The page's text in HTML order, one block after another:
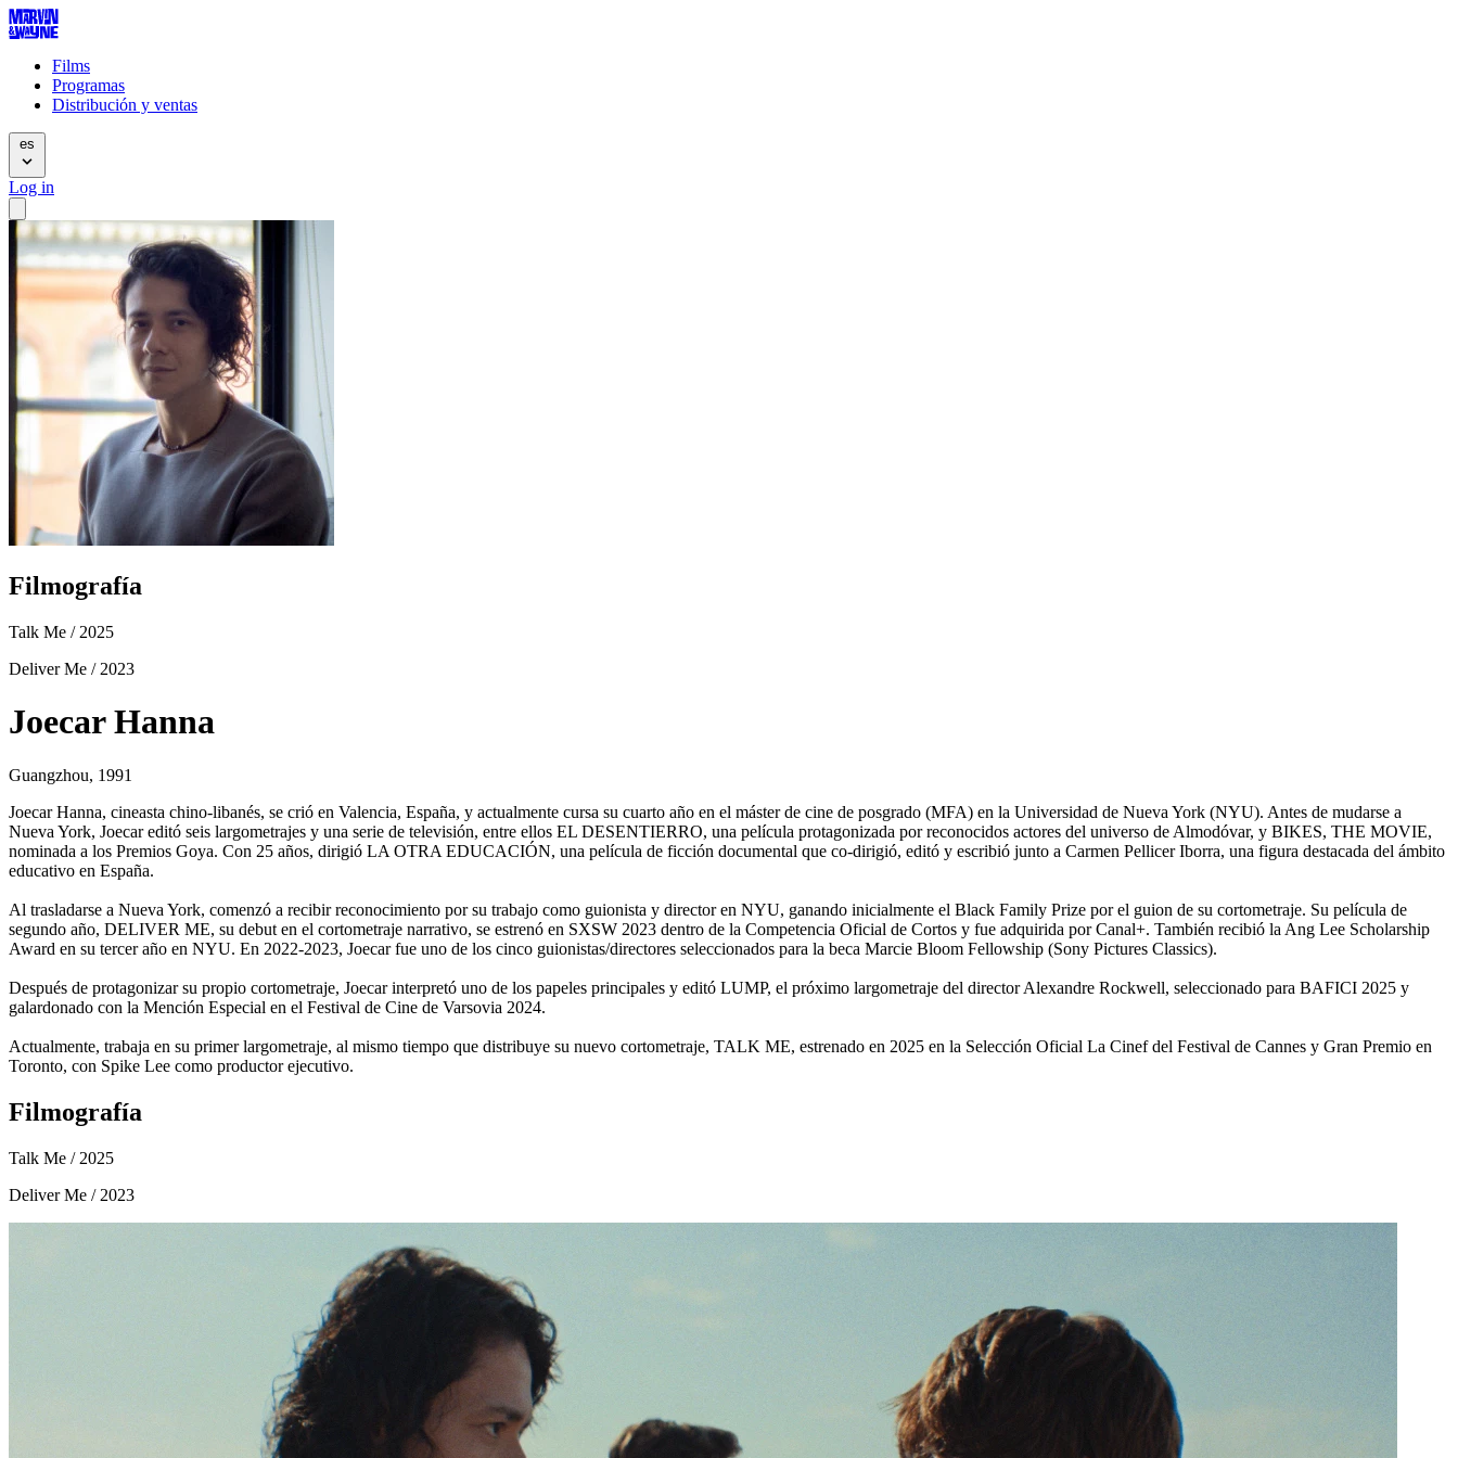
Films
Programas
Distribución y ventas
es
Log in
Filmografía
Talk Me / 2025
Deliver Me / 2023
Joecar Hanna
Guangzhou, 1991
Joecar Hanna, cineasta chino-libanés, se crió en Valencia, España, y actualmente cursa su cuarto año en el máster de cine de posgrado (MFA) en la Universidad de Nueva York (NYU). Antes de mudarse a
Nueva York, Joecar editó seis largometrajes y una serie de televisión, entre ellos EL DESENTIERRO, una película protagonizada por reconocidos actores del universo de Almodóvar, y BIKES, THE MOVIE,
nominada a los Premios Goya. Con 25 años, dirigió LA OTRA EDUCACIÓN, una película de ficción documental que co-dirigió, editó y escribió junto a Carmen Pellicer Iborra, una figura destacada del ámbito
educativo en España.
Al trasladarse a Nueva York, comenzó a recibir reconocimiento por su trabajo como guionista y director en NYU, ganando inicialmente el Black Family Prize por el guion de su cortometraje. Su película de
segundo año, DELIVER ME, su debut en el cortometraje narrativo, se estrenó en SXSW 2023 dentro de la Competencia Oficial de Cortos y fue adquirida por Canal+. También recibió la Ang Lee Scholarship
Award en su tercer año en NYU. En 2022-2023, Joecar fue uno de los cinco guionistas/directores seleccionados para la beca Marcie Bloom Fellowship (Sony Pictures Classics).
Después de protagonizar su propio cortometraje, Joecar interpretó uno de los papeles principales y editó LUMP, el próximo largometraje del director Alexandre Rockwell, seleccionado para BAFICI 2025 y
galardonado con la Mención Especial en el Festival de Cine de Varsovia 2024.
Actualmente, trabaja en su primer largometraje, al mismo tiempo que distribuye su nuevo cortometraje, TALK ME, estrenado en 2025 en la Selección Oficial La Cinef del Festival de Cannes y Gran Premio en
Toronto, con Spike Lee como productor ejecutivo.
Filmografía
Talk Me / 2025
Deliver Me / 2023